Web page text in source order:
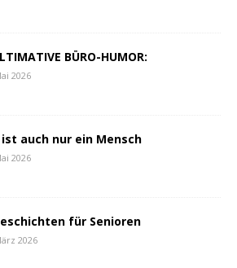
BÜRO-HUMOR:
2026
ist auch nur ein Mensch
2026
für Senioren
2026